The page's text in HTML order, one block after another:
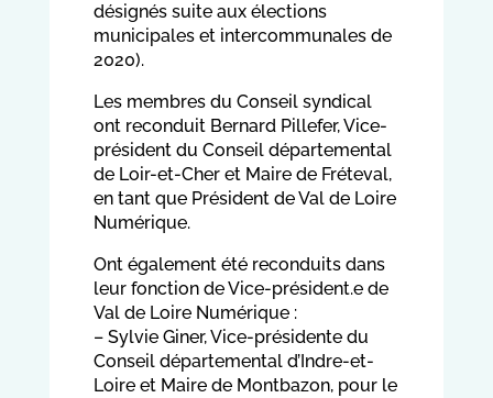
désignés suite aux élections
municipales et intercommunales de
2020).
Les membres du Conseil syndical
ont reconduit Bernard Pillefer, Vice-
président du Conseil départemental
de Loir-et-Cher et Maire de Fréteval,
en tant que Président de Val de Loire
Numérique.
Ont également été reconduits dans
leur fonction de Vice-président.e de
Val de Loire Numérique :
– Sylvie Giner, Vice-présidente du
Conseil départemental d’Indre-et-
Loire et Maire de Montbazon, pour le